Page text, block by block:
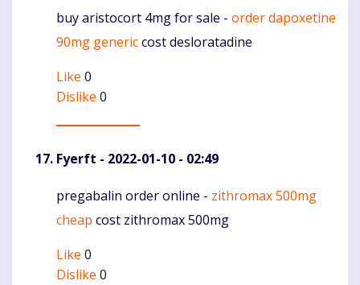
Komentaras
buy aristocort 4mg for sale - order dapoxetine
90mg genericcost desloratadine
Like 0
Dislike 0
Fyerft - 2022-01-10 - 02:49
Komentaras
pregabalin order online - zithromax 500mg
cheap cost zithromax 500mg
Like 0
Dislike 0